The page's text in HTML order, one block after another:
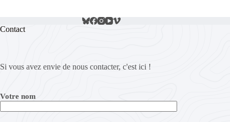
Contact
Si vous avez envie de nous contacter, c'est ici !
Votre nom